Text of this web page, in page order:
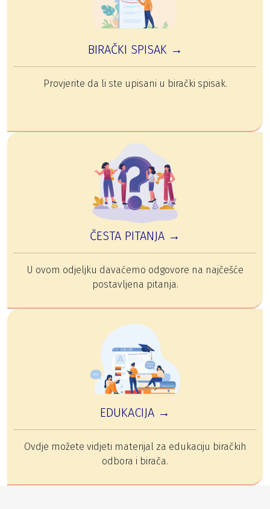
BIRAČKI SPISAK →
Provjerite da li ste upisani u birački spisak.
ČESTA PITANJA →
U ovom odjeljku davaćemo odgovore na najčešće
postavljena pitanja.
EDUKACIJA →
Ovdje možete vidjeti materijal za edukaciju biračkih
odbora i birača.